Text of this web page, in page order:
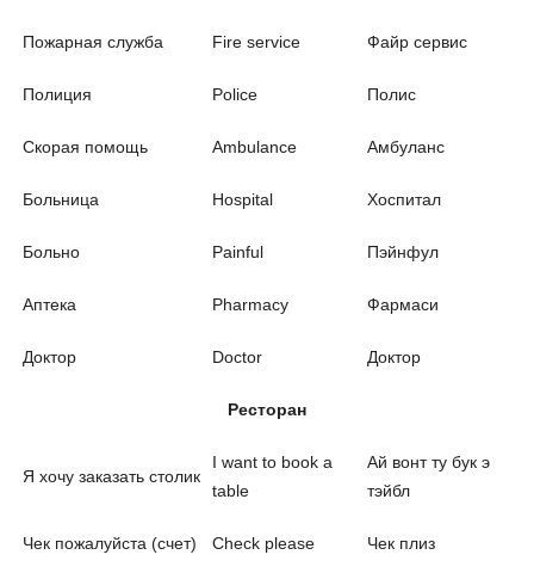
Пожарная служба Fire service Файр сервис
Полиция Police Полис
Скорая помощь Ambulance Амбуланс
Больница Hospital Хоспитал
Больно Painful Пэйнфул
Аптека Pharmacy Фармаси
Доктор Doctor Доктор
Ресторан
Я хочу заказать столик
I want to book a
table
Ай вонт ту бук э
тэйбл
Чек пожалуйста (счет) Check please Чек плиз